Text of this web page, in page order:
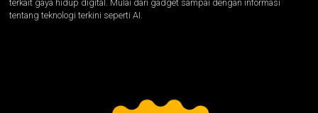
terkait gaya hidup digital. Mulai dari gadget sampai dengan informasi
tentang teknologi terkini seperti AI.